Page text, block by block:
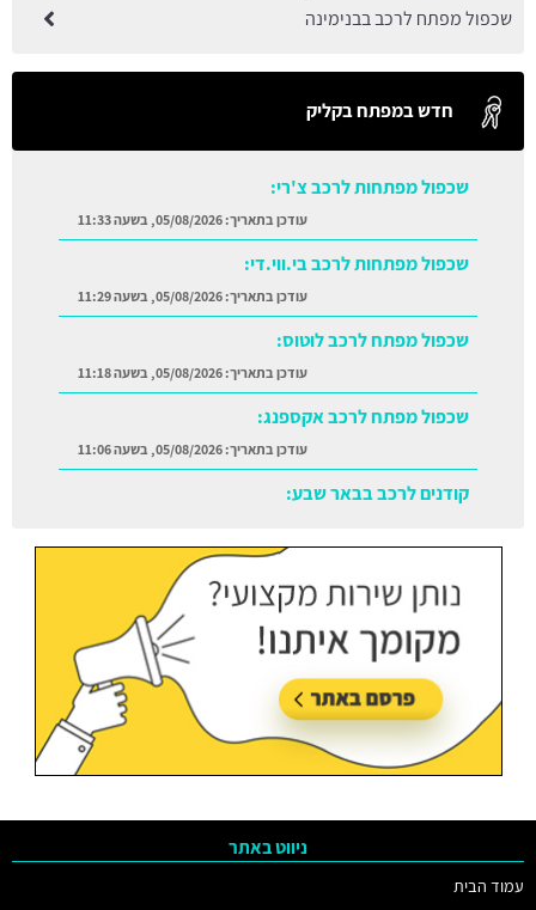
שכפול מפתח לרכב בבנימינה
חדש במפתח בקליק
שכפול מפתחות לרכב בי.ווי.די:
שכפול מפתח לרכב לוטוס:
שכפול מפתח לרכב אקספנג:
קודנים לרכב בבאר שבע:
ניווט באתר
עמוד הבית